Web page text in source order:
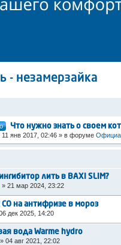
- незамерзайка
Что нужно знать о своем
11 янв 2017, 02:46 » в форуме
лить в BAXI SLIM?
» 21 мар 2024, 23:22
СО на антифризе в мороз
дек 2025, 14:20
вода Warme hydro
» 04 авг 2021, 22:02